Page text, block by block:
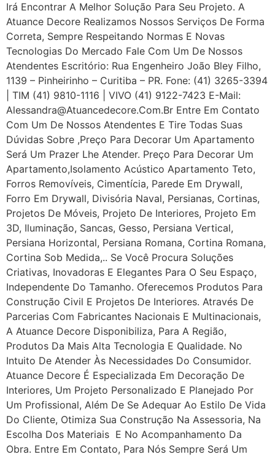
Irá Encontrar A Melhor Solução Para Seu Projeto. A
Atuance Decore Realizamos Nossos Serviços De Forma
Correta, Sempre Respeitando Normas E Novas
Tecnologias Do Mercado Fale Com Um De Nossos
Atendentes Escritório: Rua Engenheiro João Bley Filho,
1139 – Pinheirinho – Curitiba – PR. Fone: (41) 3265-3394
| TIM (41) 9810-1116 | VIVO (41) 9122-7423 E-Mail:
Alessandra@atuancedecore.com.br Entre Em Contato
Com Um De Nossos Atendentes E Tire Todas Suas
Dúvidas Sobre ,Preço Para Decorar Um Apartamento
Será Um Prazer Lhe Atender. Preço Para Decorar Um
Apartamento,Isolamento Acústico Apartamento Teto,
Forros Removíveis, Cimentícia, Parede Em Drywall,
Forro Em Drywall, Divisória Naval, Persianas, Cortinas,
Projetos De Móveis, Projeto De Interiores, Projeto Em
3D, Iluminação, Sancas, Gesso, Persiana Vertical,
Persiana Horizontal, Persiana Romana, Cortina Romana,
Cortina Sob Medida,.. Se Você Procura Soluções
Criativas, Inovadoras E Elegantes Para O Seu Espaço,
Independente Do Tamanho. Oferecemos Produtos Para
Construção Civil E Projetos De Interiores. Através De
Parcerias Com Fabricantes Nacionais E Multinacionais,
A Atuance Decore Disponibiliza, Para A Região,
Produtos Da Mais Alta Tecnologia E Qualidade. No
Intuito De Atender Às Necessidades Do Consumidor.
Atuance Decore É Especializada Em Decoração De
Interiores, Um Projeto Personalizado E Planejado Por
Um Profissional, Além De Se Adequar Ao Estilo De Vida
Do Cliente, Otimiza Sua Construção Na Assessoria, Na
Escolha Dos Materiais E No Acompanhamento Da
Obra. Entre Em Contato, Para Nós Sempre Será Um